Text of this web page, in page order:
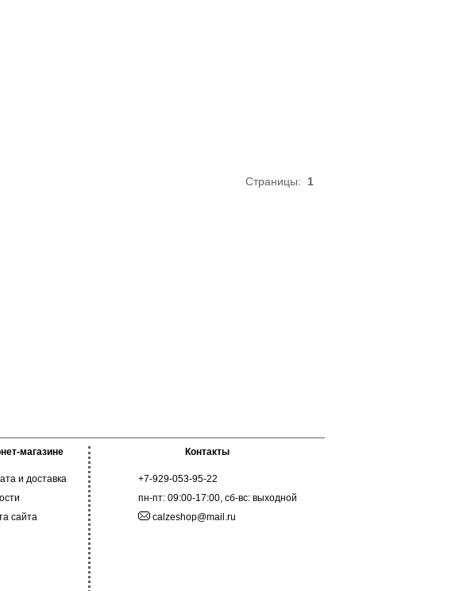
Страницы: 1
магазине
и доставка
сайта
Контакты
+7-929-053-95-22
пн-пт: 09:00-17:00, сб-вс: выходной
calzeshop@mail.ru